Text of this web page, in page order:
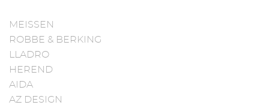
MEISSEN
ROBBE & BERKING
LLADRO
HEREND
AIDA
AZ DESIGN